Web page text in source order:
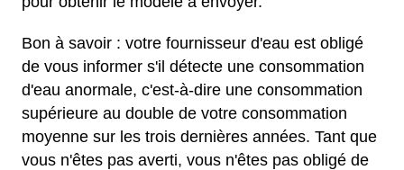
Bon à savoir : votre fournisseur d'eau est obligé
de vous informer s'il détecte une consommation
d'eau anormale, c'est-à-dire une consommation
supérieure au double de votre consommation
moyenne sur les trois dernières années. Tant que
vous n'êtes pas averti, vous n'êtes pas obligé de